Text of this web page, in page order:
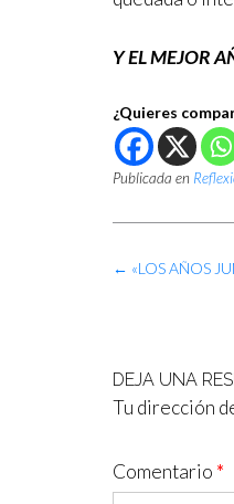
Y EL MEJOR
¿Quieres
Publicada en
Navegación
← «LOS AÑOS
DEJA UNA
Tu dirección
Comentario *